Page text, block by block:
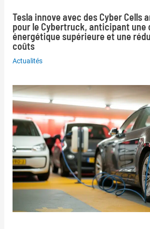
Tesla innove avec des Cyber Cells
pour le Cybertruck, anticipant une
énergétique supérieure et une
coûts
Actualités